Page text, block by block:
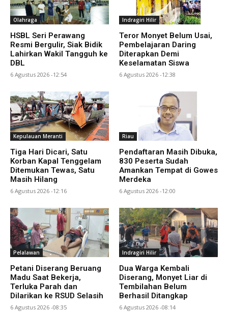
Olahraga
HSBL Seri Perawang
Resmi Bergulir, Siak Bidik
Lahirkan Wakil Tangguh ke
DBL
6 Agustus 2026 -12:54
Indragiri Hilir
Teror Monyet Belum Usai,
Pembelajaran Daring
Diterapkan Demi
Keselamatan Siswa
6 Agustus 2026 -12:38
Kepulauan Meranti
Tiga Hari Dicari, Satu
Korban Kapal Tenggelam
Ditemukan Tewas, Satu
Masih Hilang
6 Agustus 2026 -12:16
Riau
Pendaftaran Masih Dibuka,
830 Peserta Sudah
Amankan Tempat di Gowes
Merdeka
6 Agustus 2026 -12:00
Pelalawan
Petani Diserang Beruang
Madu Saat Bekerja,
Terluka Parah dan
Dilarikan ke RSUD Selasih
6 Agustus 2026 -08:35
Indragiri Hilir
Dua Warga Kembali
Diserang, Monyet Liar di
Tembilahan Belum
Berhasil Ditangkap
6 Agustus 2026 -08:14